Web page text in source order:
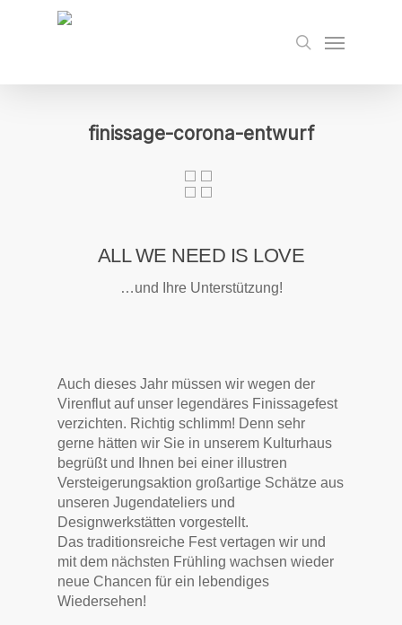
search
Menu
finissage-corona-entwurf
ALL WE NEED IS LOVE
…und Ihre Unterstützung!
Auch dieses Jahr müssen wir wegen der
Virenflut auf unser legendäres Finissagefest
verzichten. Richtig schlimm! Denn sehr
gerne hätten wir Sie in unserem Kulturhaus
begrüßt und Ihnen bei einer illustren
Versteigerungsaktion großartige Schätze aus
unseren Jugendateliers und
Designwerkstätten vorgestellt.
Das traditionsreiche Fest vertagen wir und
mit dem nächsten Frühling wachsen wieder
neue Chancen für ein lebendiges
Wiedersehen!